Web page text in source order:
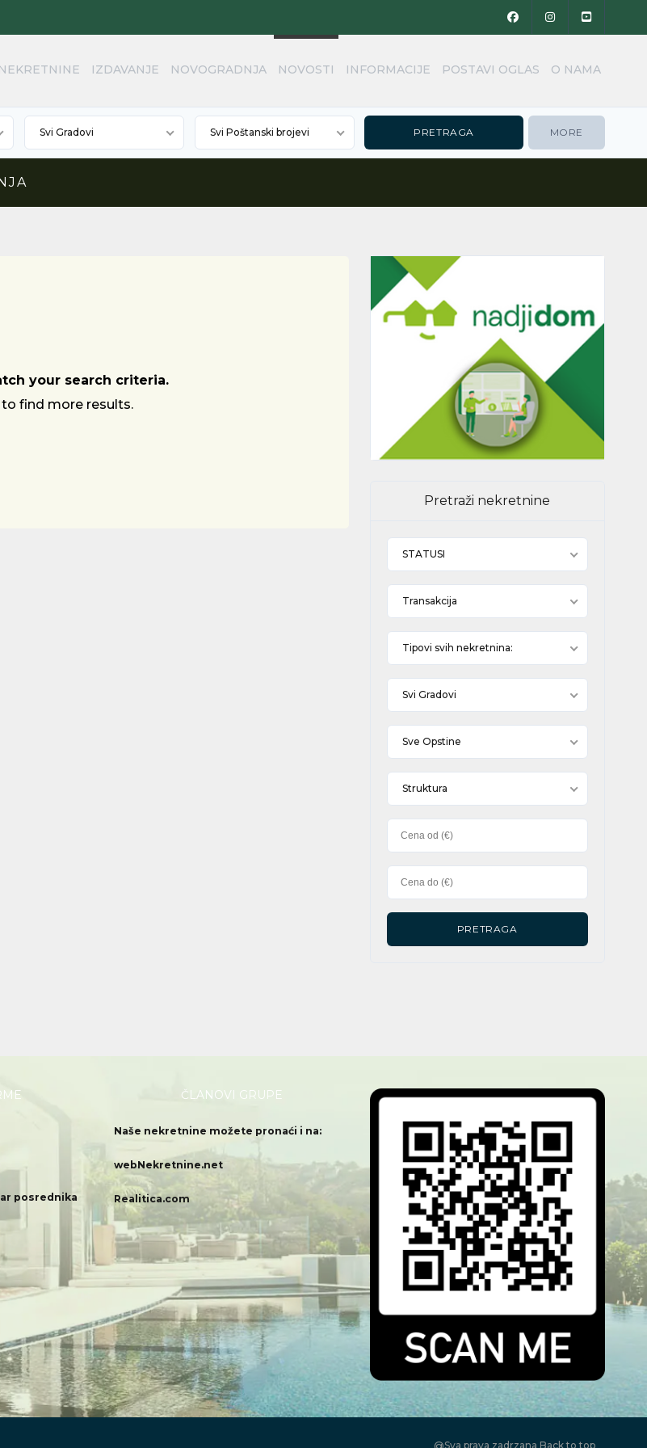
NEKRETNINE IZDAVANJE NOVOGRADNJA NOVOSTI INFORMACIJE POSTAVI OGLAS O NAMA
Svi Gradovi Svi Poštanski brojevi MORE
your search criteria.
find more results.
Pretraži nekretnine
STATUSI
Transakcija
Tipovi svih nekretnina:
Svi Gradovi
Sve Opstine
Struktura
posrednika
ČLANOVI GRUPE
Naše nekretnine možete pronaći i na:
webNekretnine.net
Realitica.com
@Sva prava zadrzana Back to top